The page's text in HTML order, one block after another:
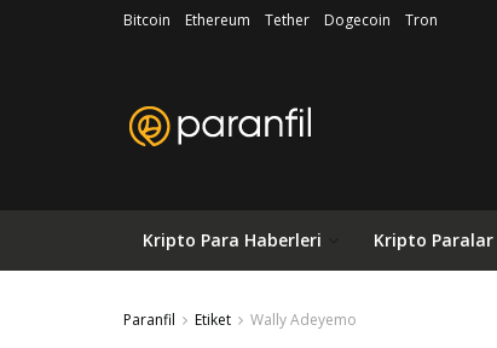
Bitcoin Ethereum Tether Dogecoin Tron
Kripto Para Haberleri Kripto Paralar
Paranfil Etiket Wally Adeyemo